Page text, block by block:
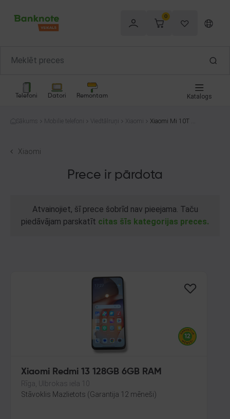
0
Telefoni Datori Remontam Katalogs
Sākums Mobilie telefoni Viedtālruņi Xiaomi
Xiaomi Mi 10T Li
Xiaomi
Prece ir pārdota
Atvainojiet, šī prece šobrīd nav pieejama. Taču
piedāvājam parskatīt citas šīs kategorijas preces.
Xiaomi Redmi 13 128GB 6GB RAM
Rīga, Ulbrokas iela 10
Stāvoklis Mazlietots (Garantija 12 mēneši)